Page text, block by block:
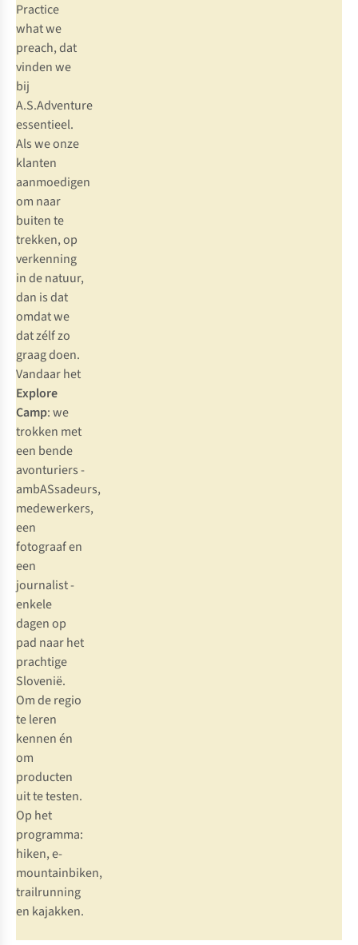
Practice
what we
preach, dat
vinden we
bij
A.S.Adventure
essentieel.
Als we onze
klanten
aanmoedigen
om naar
buiten te
trekken, op
verkenning
in de natuur,
dan is dat
omdat we
dat zélf zo
graag doen.
Vandaar het
Explore
Camp: we
trokken met
een bende
avonturiers -
ambASsadeurs,
medewerkers,
een
fotograaf en
een
journalist -
enkele
dagen op
pad naar het
prachtige
Slovenië.
Om de regio
te leren
kennen én
om
producten
uit te testen.
Op het
programma:
hiken, e-
mountainbiken,
trailrunning
en kajakken.